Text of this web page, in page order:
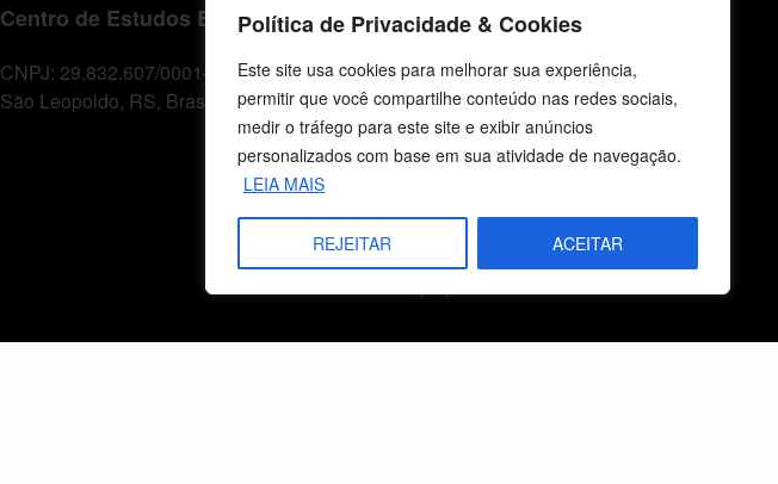
Política de Privacidade & Cookies
Este site usa cookies para melhorar sua experiência,
permitir que você compartilhe conteúdo nas redes sociais,
medir o tráfego para este site e exibir anúncios
personalizados com base em sua atividade de navegação.
LEIA MAIS
REJEITAR ACEITAR
Centro de Estudos Bíblicos
CNPJ: 29.832.607/0001-10
São Leopoldo, RS, Brasil
Fale Conosco
E-mails
vendas@cebi.org.br
comunicacao@cebi.org.br
WhatsApp / Comunicação